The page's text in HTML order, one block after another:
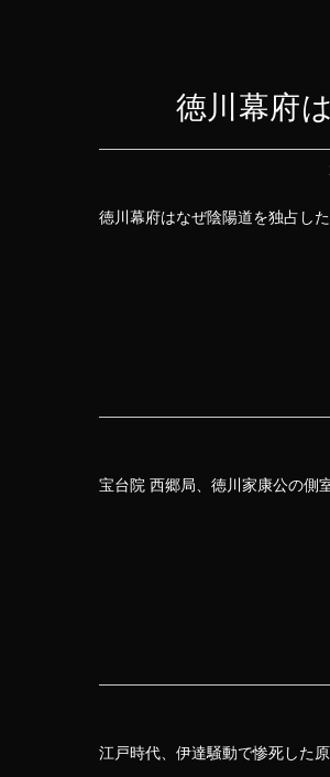
徳川幕府
徳川幕府はなぜ陰陽道を独占し
宝台院 西郷局、徳川家康公の側
江戸時代、伊達騒動で惨死した